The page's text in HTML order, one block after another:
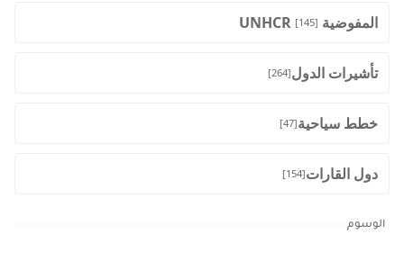
المفوضية UNHCR [145]
تأشيرات الدول[264]
خطط سياحية[47]
دول القارات[154]
الوسوم